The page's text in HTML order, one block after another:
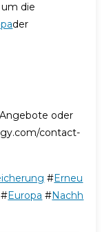
die
der
oder
contact-
#Erneu
#Europa #Nachh